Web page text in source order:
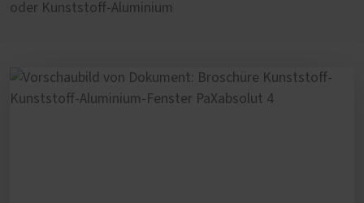
oder Kunststoff-Aluminium